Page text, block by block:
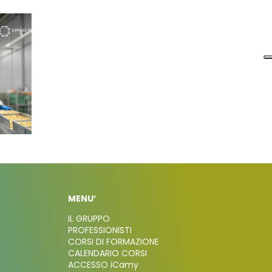
MENU’
IL GRUPPO
PROFESSIONISTI
CORSI DI FORMAZIONE
CALENDARIO CORSI
ACCESSO iCamy